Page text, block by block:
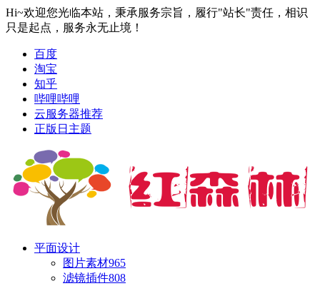
Hi~欢迎您光临本站，秉承服务宗旨，履行"站长"责任，相识
只是起点，服务永无止境！
百度
淘宝
知乎
哔哩哔哩
云服务器推荐
正版日主题
平面设计
图片素材965
滤镜插件808